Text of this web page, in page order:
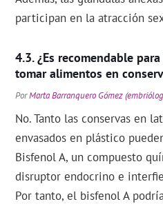
participan en la atracción
¿Es recomendable
tomar alimentos en
PorMarta Barranquero Gómez
No. Tanto las conservas en
envasados en plástico
Bisfenol A, un compuesto
disruptor endocrino e
Por tanto, el bisfenol A